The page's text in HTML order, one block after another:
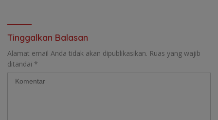
Tinggalkan Balasan
Alamat email Anda tidak akan dipublikasikan. Ruas yang wajib
ditandai *